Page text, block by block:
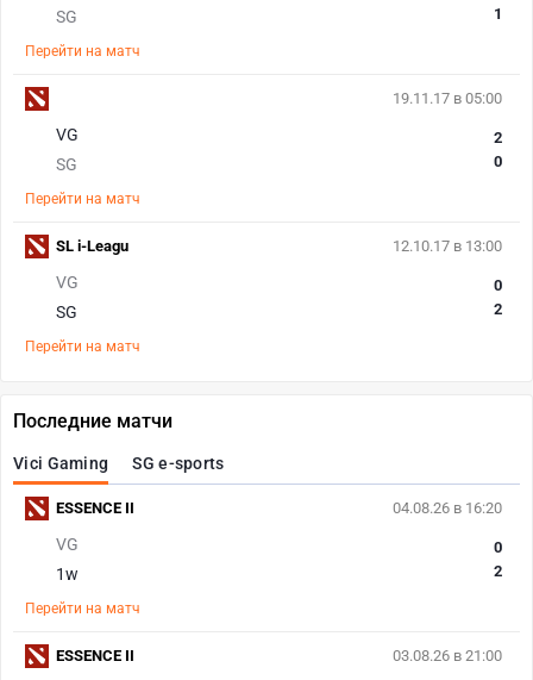
SG
1
Перейти на матч
19.11.17 в 05:00
VG
SG
2
0
Перейти на матч
12.10.17 в 13:00
VG
SG
0
2
Перейти на матч
SL i-Leagu
Последние матчи
Vici Gaming SG e-sports
04.08.26 в 16:20
VG
1w
0
2
Перейти на матч
ESSENCE II
03.08.26 в 21:00
ESSENCE II